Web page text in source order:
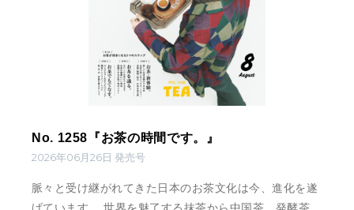
No. 1258『お茶の時間です。』
2026年06月26日 発売号
脈々と受け継がれてきた日本のお茶文化は今、進化を遂
げています。 世界を魅了する抹茶から中国茶、発酵茶、